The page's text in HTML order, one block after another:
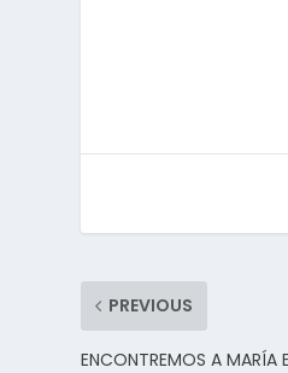
PREVIOUS
ENCONTREMOS A MARÍA